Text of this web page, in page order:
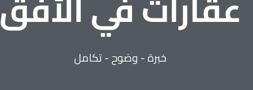
خبرة - وضوح - تكامل